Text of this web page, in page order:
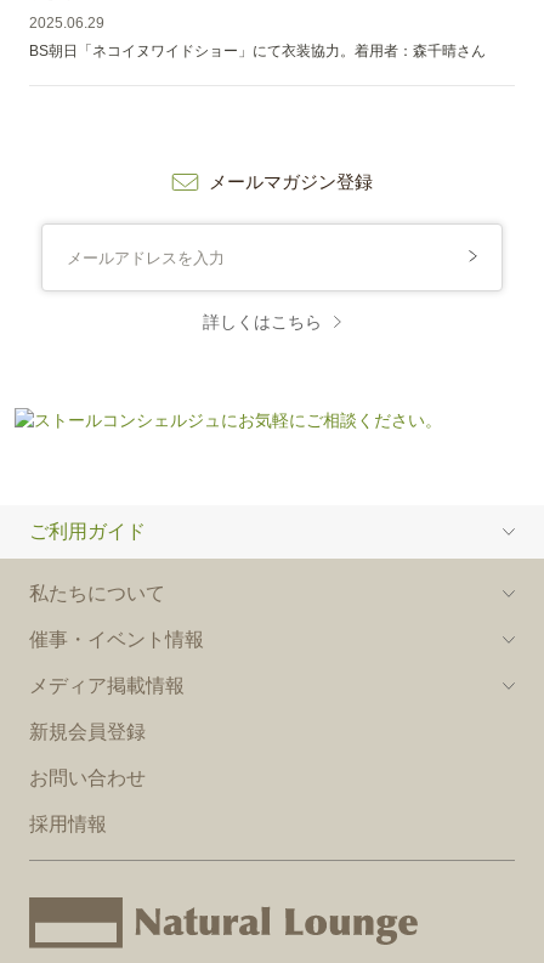
2025.06.29
BS朝日「ネコイヌワイドショー」にて衣装協力。着用者：森千晴さん
メールマガジン登録
詳しくはこちら
ご利用ガイド
私たちについて
催事・イベント情報
メディア掲載情報
新規会員登録
お問い合わせ
採用情報